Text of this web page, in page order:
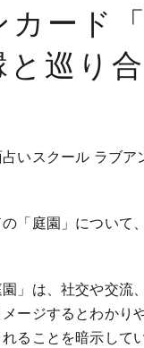
カード
巡り
いスクール ラブア
「庭園」について
」は、社交や交
ージするとわかり
ることを暗示してい